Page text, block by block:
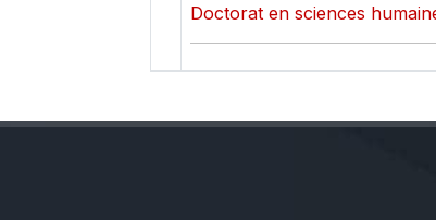
Doctorat en sciences